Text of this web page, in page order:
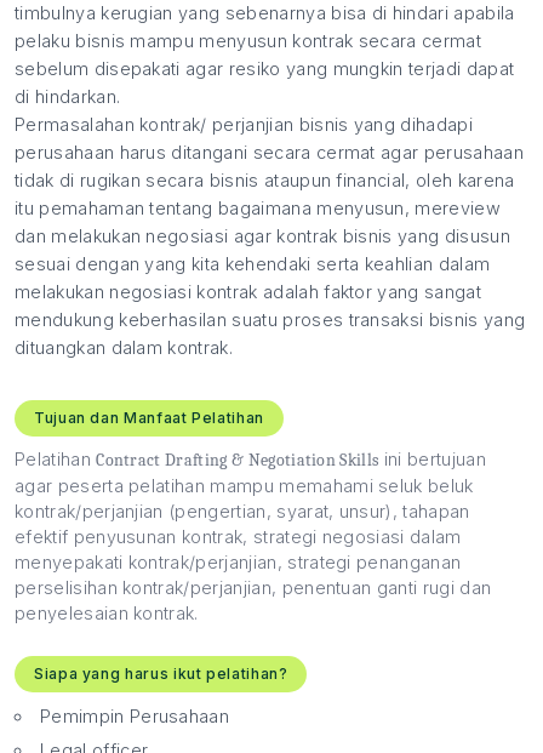
timbulnya kerugian yang sebenarnya bisa di hindari apabila
pelaku bisnis mampu menyusun kontrak secara cermat
sebelum disepakati agar resiko yang mungkin terjadi dapat
di hindarkan.
Permasalahan kontrak/ perjanjian bisnis yang dihadapi
perusahaan harus ditangani secara cermat agar perusahaan
tidak di rugikan secara bisnis ataupun financial, oleh karena
itu pemahaman tentang bagaimana menyusun, mereview
dan melakukan negosiasi agar kontrak bisnis yang disusun
sesuai dengan yang kita kehendaki serta keahlian dalam
melakukan negosiasi kontrak adalah faktor yang sangat
mendukung keberhasilan suatu proses transaksi bisnis yang
dituangkan dalam kontrak.
Tujuan dan Manfaat Pelatihan
PelatihanContract Drafting & Negotiation Skills ini bertujuan
agar peserta pelatihan mampu memahami seluk beluk
kontrak/perjanjian (pengertian, syarat, unsur), tahapan
efektif penyusunan kontrak, strategi negosiasi dalam
menyepakati kontrak/perjanjian, strategi penanganan
perselisihan kontrak/perjanjian, penentuan ganti rugi dan
penyelesaian kontrak.
Siapa yang harus ikut pelatihan?
Pemimpin Perusahaan